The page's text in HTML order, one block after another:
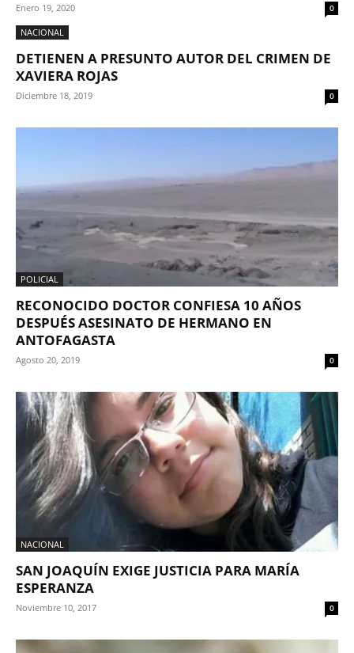
Enero 19, 2020 0
NACIONAL
DETIENEN A PRESUNTO AUTOR DEL CRIMEN DE
XAVIERA ROJAS
Diciembre 18, 2019 0
POLICIAL
RECONOCIDO DOCTOR CONFIESA 10 AÑOS
DESPUÉS ASESINATO DE HERMANO EN
ANTOFAGASTA
Agosto 20, 2019 0
NACIONAL
SAN JOAQUÍN EXIGE JUSTICIA PARA MARÍA
ESPERANZA
Noviembre 10, 2017 0